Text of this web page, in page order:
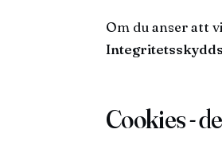
Om du anser att
Cookies -